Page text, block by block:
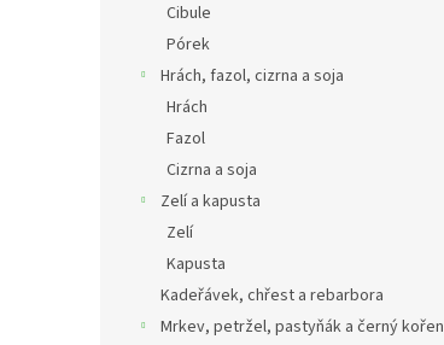
Cibule
Pórek
Hrách, fazol, cizrna a soja
Hrách
Fazol
Cizrna a soja
Zelí a kapusta
Zelí
Kapusta
Kadeřávek, chřest a rebarbora
Mrkev, petržel, pastyňák a černý kořen